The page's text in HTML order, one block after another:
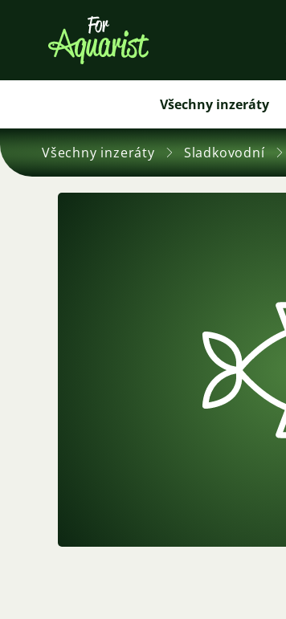
Všechny inzeráty
Všechny inzeráty Sladkovodní